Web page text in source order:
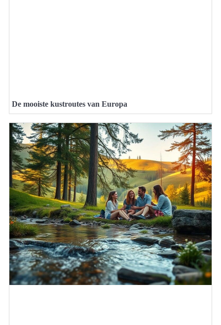
De mooiste kustroutes van Europa